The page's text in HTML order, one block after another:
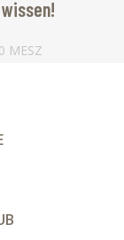
MESZ